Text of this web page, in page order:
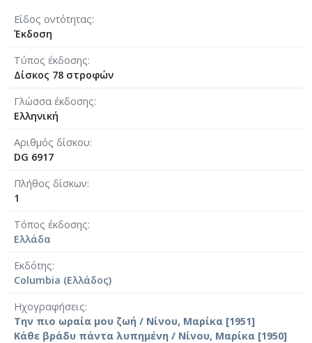
Είδος οντότητας
Έκδοση
Τύπος έκδοσης
Δίσκος 78 στροφών
Γλώσσα έκδοσης
Ελληνική
Αριθμός δίσκου
DG 6917
Πλήθος δίσκων
1
Τόπος έκδοσης
Ελλάδα
Εκδότης
Columbia (Ελλάδος)
Ηχογραφήσεις
Την πιο ωραία μου ζωή / Νίνου, Μαρίκα [1951]
Κάθε βράδυ πάντα λυπημένη / Νίνου, Μαρίκα [1950]